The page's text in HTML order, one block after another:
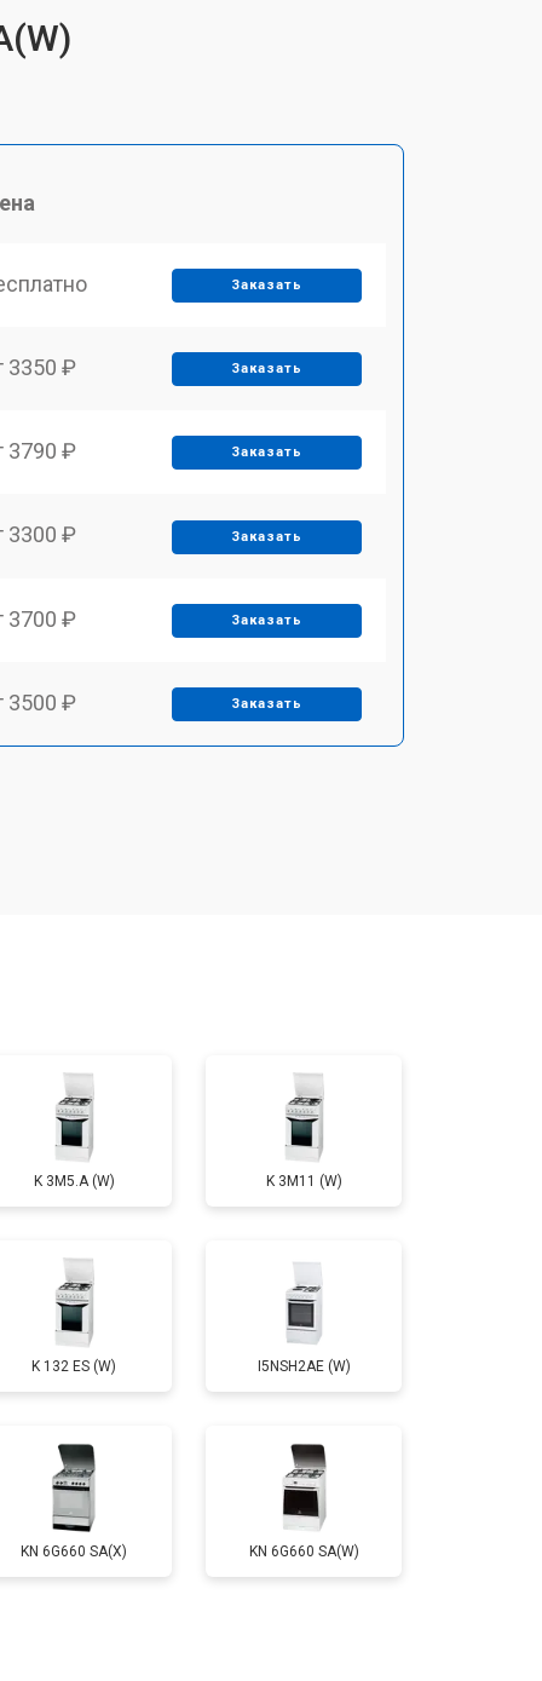
Заказать
3350 ₽ Заказать
3790 ₽ Заказать
3300 ₽ Заказать
3700 ₽ Заказать
3500 ₽ Заказать
3000 ₽ Заказать
2750 ₽ Заказать
2590 ₽ Заказать
2600 ₽ Заказать
K 3M5.A (W) K 3M11 (W)
K 132 ES (W) I5NSH2AE (W)
KN 6G660 SA(X) KN 6G660 SA(W)